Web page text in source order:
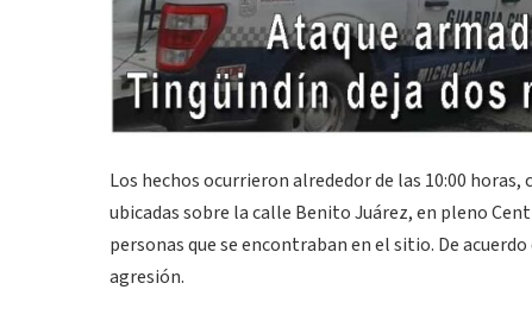
Los hechos ocurrieron alrededor de las 10:00
ubicadas sobre la calle Benito Juárez, en pleno
personas que se encontraban en el sitio. De
agresión.